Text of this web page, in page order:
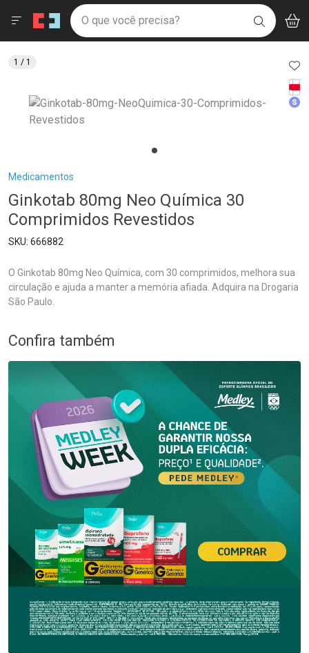
Drogaria São Paulo
Ir direto para a home
pela página
Ir direto para o conteúdo
Ir direto para a busca
Ir direto para a conta
Ir direto para a notificações
Ir direto para o carrinho
Ir direto para o menu
Faça a sua busca
O que você precisa? BUSCAR
Menu
Breadcrumb
Medicamentos
Ginkotab 80mg Neo Química 30
Comprimidos Revestidos
666882
O Ginkotab 80mg Neo Química, com 30 comprimidos, melhora sua
circulação e ajuda a manter a memória afiada. Adquira na Drogaria
São Paulo.
1 / 1
Confira também